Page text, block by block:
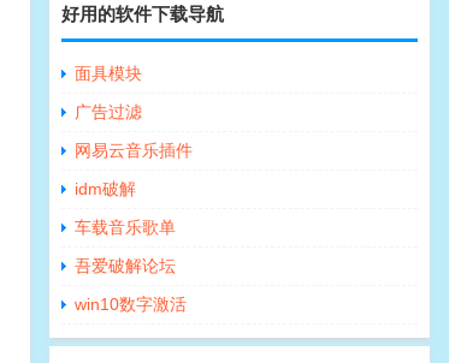
好用的软件下载导航
面具模块
广告过滤
网易云音乐插件
idm破解
车载音乐歌单
吾爱破解论坛
win10数字激活